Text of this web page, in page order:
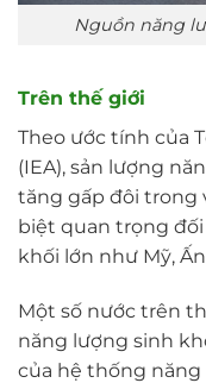
Nguồn năng
Trên thế giới
Theo ước tính của
(IEA), sản lượng
tăng gấp đôi trong
biệt quan trọng
khối lớn như Mỹ,
Một số nước trên
năng lượng sinh
của hệ thống năng